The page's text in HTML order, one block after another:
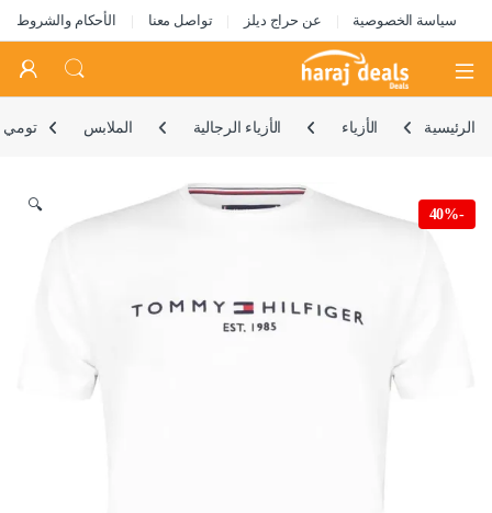
سياسة الخصوصية عن حراج ديلز تواصل معنا الأحكام والشروط
Open
الرئيسية الأزياء الأزياء الرجالية الملابس تومي
-
40%
🔍